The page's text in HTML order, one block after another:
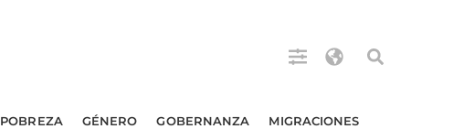
GÉNERO GOBERNANZA MIGRACIONES